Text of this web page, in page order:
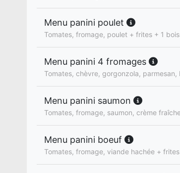
Menu panini poulet
Tomates, fromage, poulet + frites + 1
Menu panini 4 fromages
Tomates, chèvre, gorgonzola,
Menu panini saumon
Tomates, fromage, saumon, crème
Menu panini boeuf
Tomates, fromage, viande hachée +